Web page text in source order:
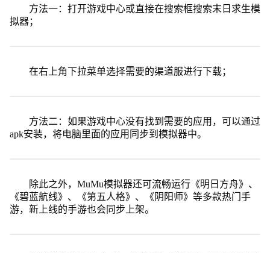
方法一：打开游戏中心或直接在搜索框搜索末日求生模
拟器；
在右上角下拉菜单选择需要的渠道服进行下载；
方法二：如果游戏中心没有找到需要的应用，可以通过
apk安装，将电脑里面的应用同步到模拟器中。
除此之外，MuMu模拟器还可流畅运行《明日方舟》、
《碧蓝航线》、《第五人格》、《阴阳师》等多款热门手
游，新上线的手游也会同步上架。